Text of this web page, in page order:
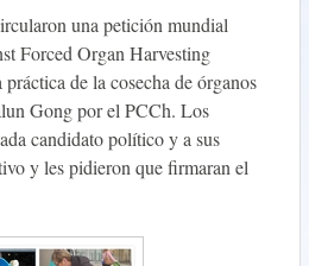
una petición mundial
Forced Organ Harvesting
de la cosecha de órganos
Gong por el PCCh. Los
candidato político y a sus
y les pidieron que firmaran el